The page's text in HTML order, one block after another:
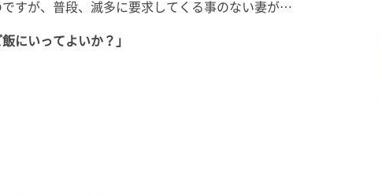
すが、普段、滅多に要求してくる事のない妻が…
にいってよいか？」